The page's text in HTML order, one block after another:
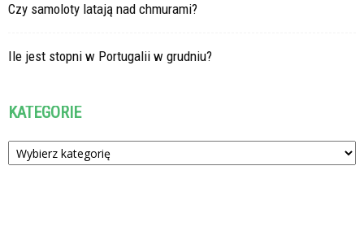
Czy samoloty latają nad chmurami?
Ile jest stopni w Portugalii w grudniu?
KATEGORIE
Kategorie